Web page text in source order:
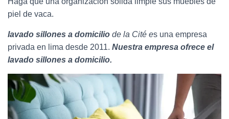
piel de vaca.
lavado sillones a domicilio de la Cité es una empresa
privada en lima desde 2011. Nuestra empresa ofrece el
lavado sillones a domicilio.